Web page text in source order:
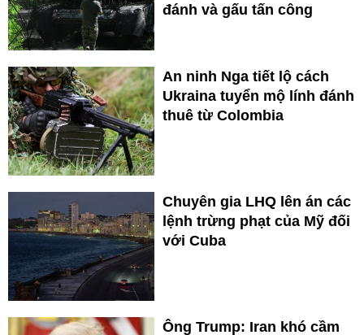
đánh và gấu tấn công
An ninh Nga tiết lộ cách
Ukraina tuyển mộ lính đánh
thuê từ Colombia
Chuyên gia LHQ lên án các
lệnh trừng phạt của Mỹ đối
với Cuba
Ông Trump: Iran khó cầm